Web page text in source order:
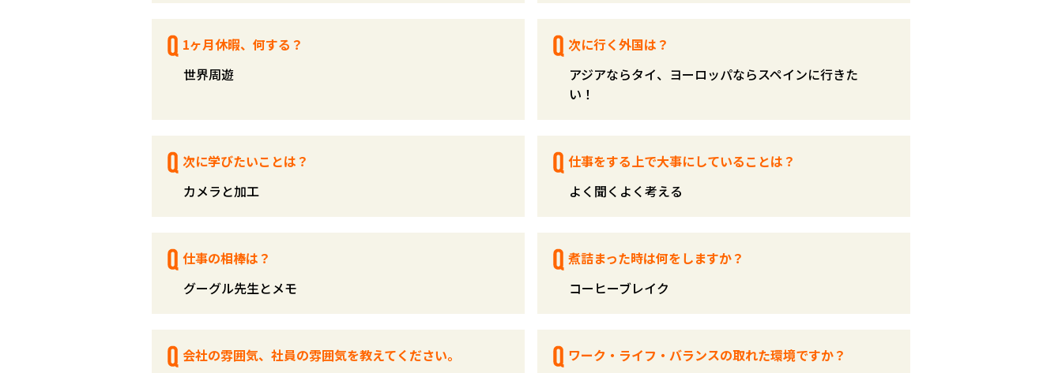
1ヶ月休暇、何する？
世界周遊
次に行く外国は？
アジアならタイ、ヨーロッパならスペインに行きた
い！
次に学びたいことは？
カメラと加工
仕事をする上で大事にしていることは？
よく聞くよく考える
仕事の相棒は？
グーグル先生とメモ
煮詰まった時は何をしますか？
コーヒーブレイク
会社の雰囲気、社員の雰囲気を教えてください。
ワーク・ライフ・バランスの取れた環境ですか？